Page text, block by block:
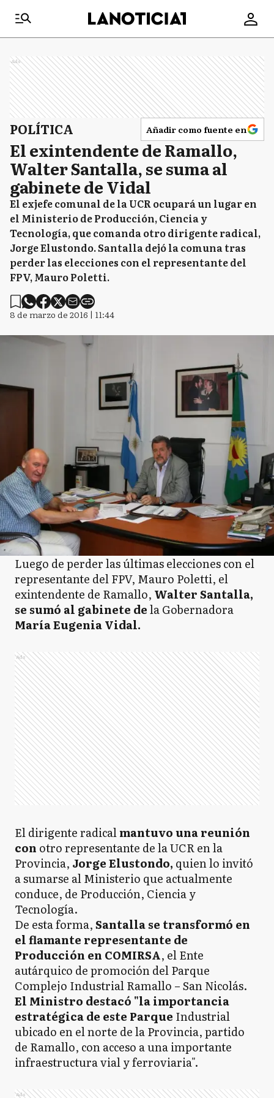
Ads
POLÍTICA Añadir como fuente en
El exintendente de Ramallo,
Walter Santalla, se suma al
gabinete de Vidal
El exjefe comunal de la UCR ocupará un lugar en
el Ministerio de Producción, Ciencia y
Tecnología, que comanda otro dirigente radical,
Jorge Elustondo. Santalla dejó la comuna tras
perder las elecciones con el representante del
FPV, Mauro Poletti.
8 de marzo de 2016 | 11:44
Luego de perder las últimas elecciones con el
representante del FPV, Mauro Poletti, el
exintendente de Ramallo, Walter Santalla,
se sumó al gabinete dela Gobernadora
María Eugenia Vidal.
Ads
El dirigente radicalmantuvo una reunión
con otro representante de la UCR en la
Provincia, Jorge Elustondo, quien lo invitó
a sumarse al Ministerio que actualmente
conduce, de Producción, Ciencia y
Tecnología.
De esta forma,Santalla se transformó en
el flamante representante de
Producción en COMIRSA, el Ente
autárquico de promoción del Parque
Complejo Industrial Ramallo – San Nicolás.
El Ministro destacó "la importancia
estratégica de este Parque Industrial
ubicado en el norte de la Provincia, partido
de Ramallo, con acceso a una importante
infraestructura vial y ferroviaria".
Ads